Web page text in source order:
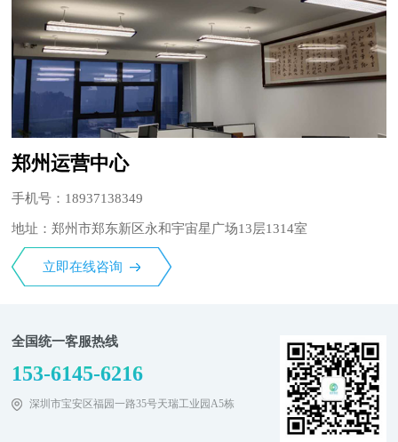
郑州运营中心
手机号：18937138349
地址：郑州市郑东新区永和宇宙星广场13层1314室
立即在线咨询
全国统一客服热线
153-6145-6216
深圳市宝安区福园一路35号天瑞工业园A5栋